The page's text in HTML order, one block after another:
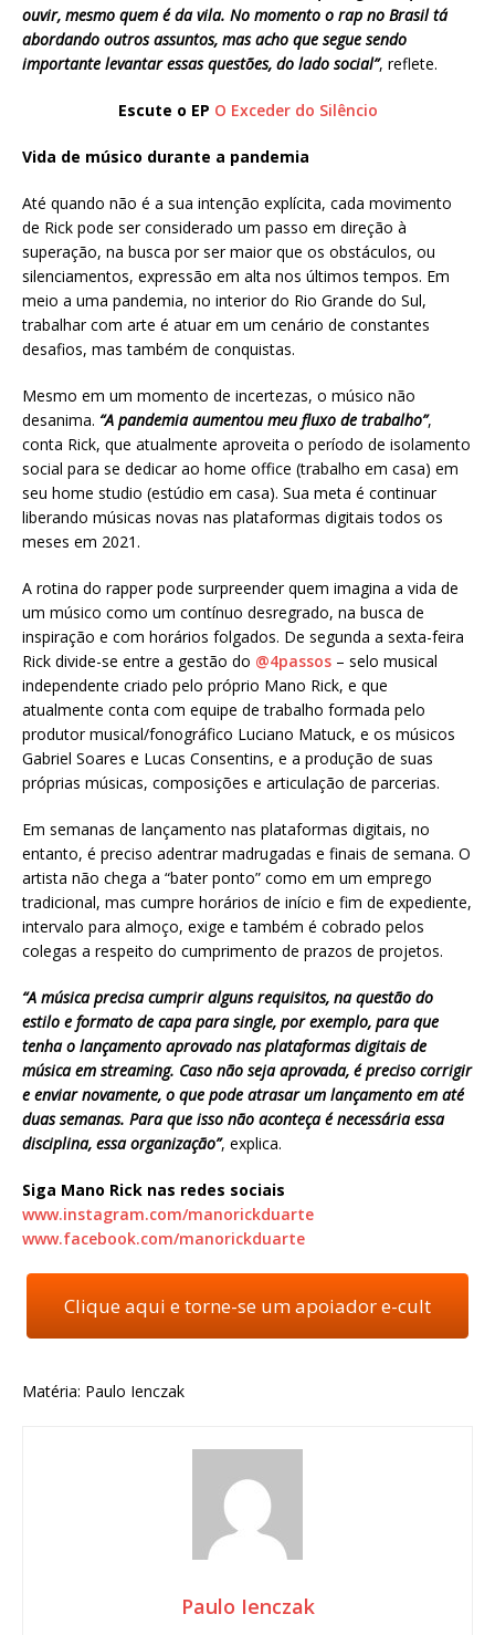
ouvir, mesmo quem é da vila. No momento o rap no Brasil tá
abordando outros assuntos, mas acho que segue sendo
importante levantar essas questões, do lado social”, reflete.
Escute o EP O Exceder do Silêncio
Vida de músico durante a pandemia
Até quando não é a sua intenção explícita, cada movimento
de Rick pode ser considerado um passo em direção à
superação, na busca por ser maior que os obstáculos, ou
silenciamentos, expressão em alta nos últimos tempos. Em
meio a uma pandemia, no interior do Rio Grande do Sul,
trabalhar com arte é atuar em um cenário de constantes
desafios, mas também de conquistas.
Mesmo em um momento de incertezas, o músico não
desanima. “A pandemia aumentou meu fluxo de trabalho”,
conta Rick, que atualmente aproveita o período de isolamento
social para se dedicar ao home office (trabalho em casa) em
seu home studio (estúdio em casa). Sua meta é continuar
liberando músicas novas nas plataformas digitais todos os
meses em 2021.
A rotina do rapper pode surpreender quem imagina a vida de
um músico como um contínuo desregrado, na busca de
inspiração e com horários folgados. De segunda a sexta-feira
Rick divide-se entre a gestão do @4passos – selo musical
independente criado pelo próprio Mano Rick, e que
atualmente conta com equipe de trabalho formada pelo
produtor musical/fonográfico Luciano Matuck, e os músicos
Gabriel Soares e Lucas Consentins, e a produção de suas
próprias músicas, composições e articulação de parcerias.
Em semanas de lançamento nas plataformas digitais, no
entanto, é preciso adentrar madrugadas e finais de semana. O
artista não chega a “bater ponto” como em um emprego
tradicional, mas cumpre horários de início e fim de expediente,
intervalo para almoço, exige e também é cobrado pelos
colegas a respeito do cumprimento de prazos de projetos.
“A música precisa cumprir alguns requisitos, na questão do
estilo e formato de capa para single, por exemplo, para que
tenha o lançamento aprovado nas plataformas digitais de
música em streaming. Caso não seja aprovada, é preciso corrigir
e enviar novamente, o que pode atrasar um lançamento em até
duas semanas. Para que isso não aconteça é necessária essa
disciplina, essa organização”, explica.
Siga Mano Rick nas redes sociais
www.instagram.com/manorickduarte
www.facebook.com/manorickduarte
Clique aqui e torne-se um apoiador e-cult
Matéria: Paulo Ienczak
Paulo Ienczak